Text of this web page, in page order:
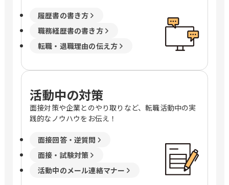
履歴書の書き方
職務経歴書の書き方
転職・退職理由の伝え方
活動中の対策
面接対策や企業とのやり取りなど、転職活動中の実
践的なノウハウをお伝え！
面接回答・逆質問
面接・試験対策
活動中のメール連絡マナー